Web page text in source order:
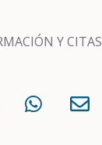
Y CITAS